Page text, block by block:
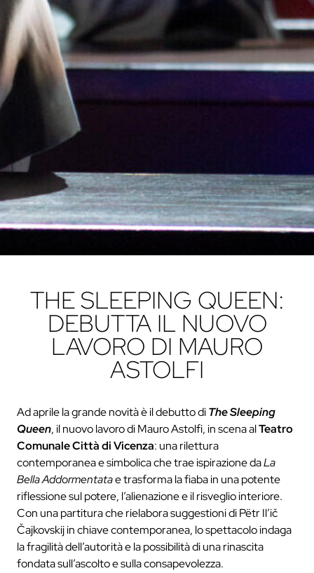
THE SLEEPING QUEEN:
DEBUTTA IL NUOVO
LAVORO DI MAURO
ASTOLFI
Ad aprile la grande novità è il debutto diThe Sleeping
Queen, il nuovo lavoro di Mauro Astolfi, in scena alTeatro
Comunale Città di Vicenza: una rilettura
contemporanea e simbolica che trae ispirazione daLa
Bella Addormentatae trasforma la fiaba in una potente
riflessione sul potere, l’alienazione e il risveglio interiore.
Con una partitura che rielabora suggestioni di Pëtr Il’ič
Čajkovskij in chiave contemporanea, lo spettacolo indaga
la fragilità dell’autorità e la possibilità di una rinascita
fondata sull’ascolto e sulla consapevolezza.